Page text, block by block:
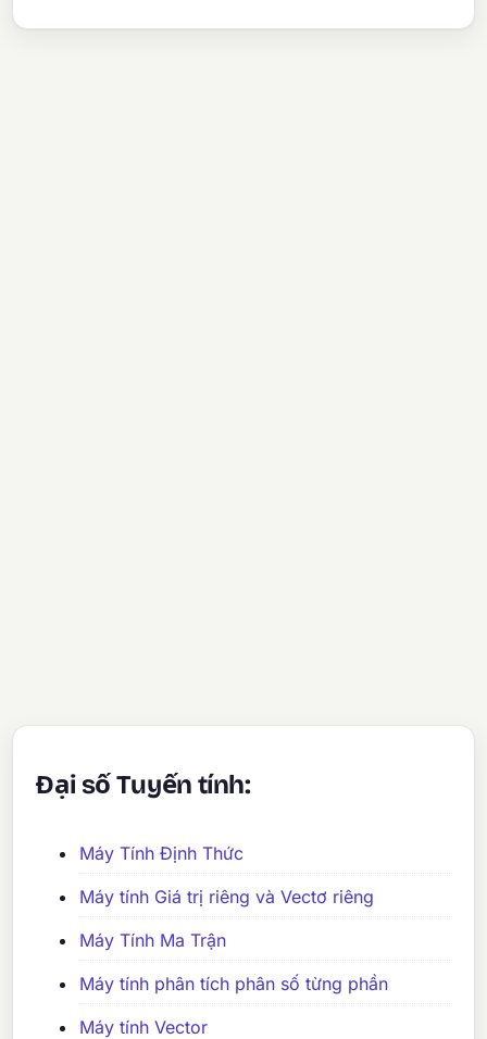
Đại số Tuyến tính:
Máy Tính Định Thức
Máy tính Giá trị riêng và Vectơ riêng
Máy Tính Ma Trận
Máy tính phân tích phân số từng phần
Máy tính Vector